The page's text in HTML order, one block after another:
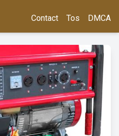
Contact Tos DMCA